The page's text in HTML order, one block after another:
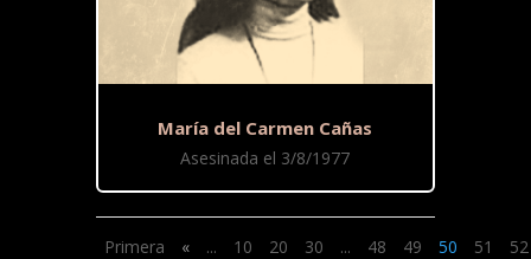
María del Carmen Cañas
Asesinada el 3/8/1977
Primera « ... 10 20 30 ... 48 49 50 51 52